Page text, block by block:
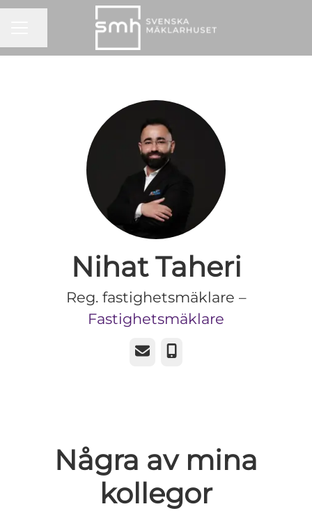
Nihat Taheri
Reg. fastighetsmäklare –
Fastighetsmäklare
E-postTelefon
Några av mina
kollegor